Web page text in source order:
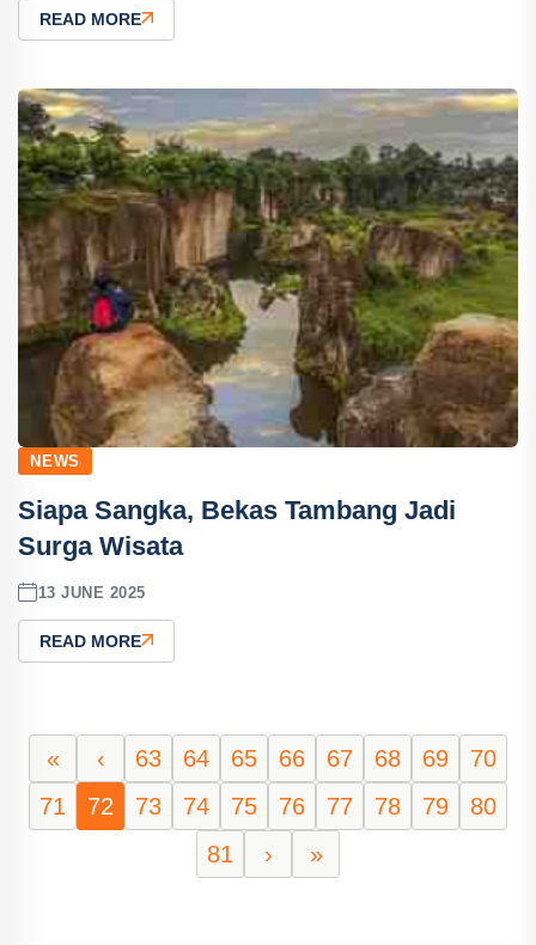
READ MORE
NEWS
Siapa Sangka, Bekas Tambang Jadi
Surga Wisata
13 JUNE 2025
READ MORE
« ‹ 63 64 65 66 67 68 69
70
71
72 73 74 75 76 77 78 79
80
81
› »